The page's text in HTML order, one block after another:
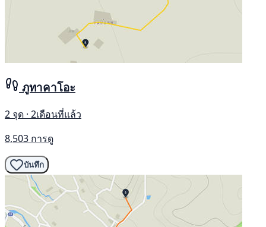
ภูทาคาโอะ
2 จุด · 2เดือนที่แล้ว
8,503 การดู
บันทึก